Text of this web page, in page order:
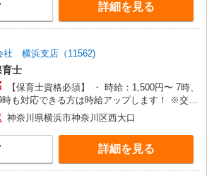
詳細を見る
社 横浜支店（11562)
育士
【保育士資格必須】 ・ 時給：1,500円〜 7時、
時も対応できる方は時給アップします！ ※交通
全額別途支給 ※試用期間なし ※雇用期間の定め
あり ※給与幅は経験・能力による
神奈川県横浜市神奈川区西大口
詳細を見る